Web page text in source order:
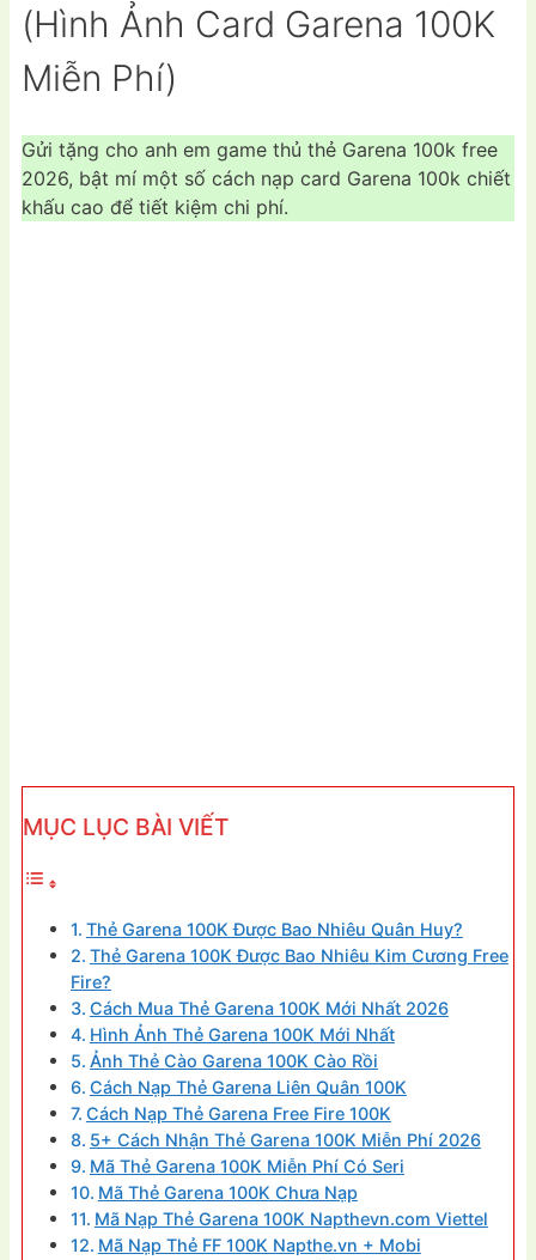
(Hình Ảnh Card Garena 100K
Miễn Phí)
Gửi tặng cho anh em game thủ thẻ Garena 100k free
2026, bật mí một số cách nạp card Garena 100k chiết
khấu cao để tiết kiệm chi phí.
MỤC LỤC BÀI VIẾT
Thẻ Garena 100K Được Bao Nhiêu Quân Huy?
Thẻ Garena 100K Được Bao Nhiêu Kim Cương Free
Fire?
Cách Mua Thẻ Garena 100K Mới Nhất 2026
Hình Ảnh Thẻ Garena 100K Mới Nhất
Ảnh Thẻ Cào Garena 100K Cào Rồi
Cách Nạp Thẻ Garena Liên Quân 100K
Cách Nạp Thẻ Garena Free Fire 100K
5+ Cách Nhận Thẻ Garena 100K Miễn Phí 2026
Mã Thẻ Garena 100K Miễn Phí Có Seri
Mã Thẻ Garena 100K Chưa Nạp
Mã Nạp Thẻ Garena 100K Napthevn.com Viettel
Mã Nạp Thẻ FF 100K Napthe.vn + Mobi